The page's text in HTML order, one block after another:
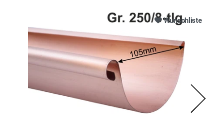
Wunschliste